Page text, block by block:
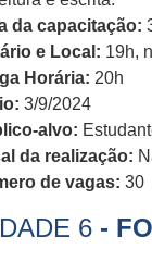
da capacitação:
e Local: 19h,
Horária: 20h
3/9/2024
alvo:
da realização:
de vagas: 30
6 -